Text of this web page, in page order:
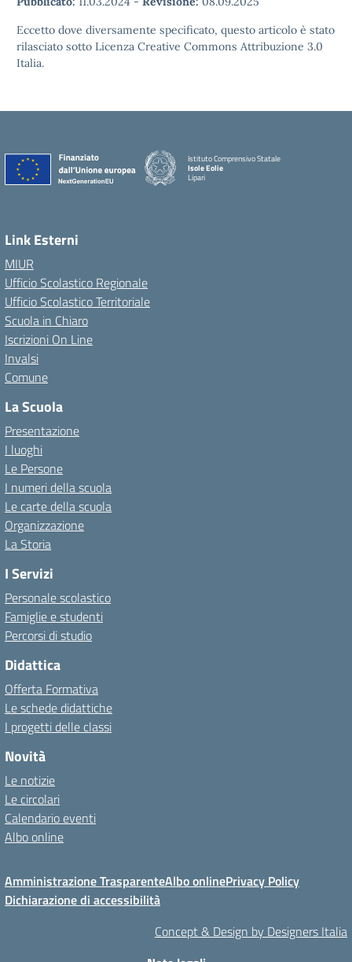
Eccetto dove diversamente specificato, questo articolo è stato
rilasciato sotto Licenza Creative Commons Attribuzione 3.0
Italia.
Istituto Comprensivo Statale
Isole Eolie
Lipari
Link Esterni
MIUR
Ufficio Scolastico Regionale
Ufficio Scolastico Territoriale
Scuola in Chiaro
Iscrizioni On Line
Invalsi
Comune
La Scuola
Presentazione
I luoghi
Le Persone
I numeri della scuola
Le carte della scuola
Organizzazione
La Storia
I Servizi
Personale scolastico
Famiglie e studenti
Percorsi di studio
Didattica
Offerta Formativa
Le schede didattiche
I progetti delle classi
Novità
Le notizie
Le circolari
Calendario eventi
Albo online
Amministrazione TrasparenteAlbo onlinePrivacy Policy
Dichiarazione di accessibilità
Concept & Design by Designers Italia